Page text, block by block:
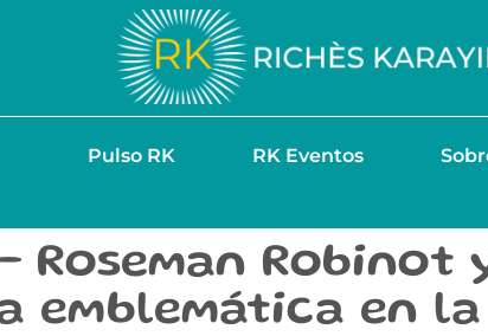
Pulso RK RK Eventos
Roseman Robinot
emblemática en